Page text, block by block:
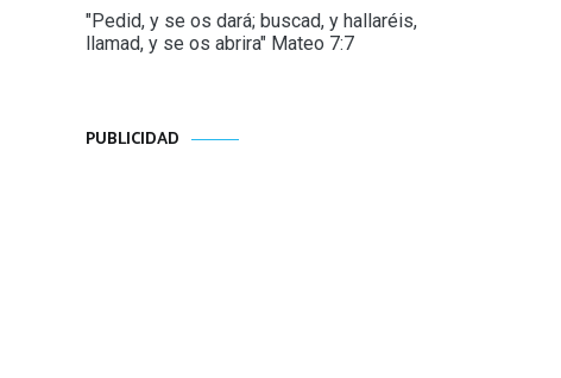
"Pedid, y se os dará; buscad, y hallaréis,
llamad, y se os abrira" Mateo 7:7
PUBLICIDAD